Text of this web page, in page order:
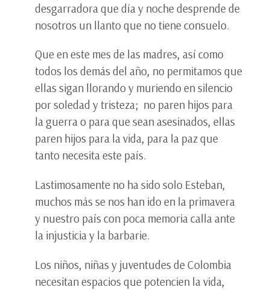
desgarradora que día y noche desprende de
nosotros un llanto que no tiene consuelo.
Que en este mes de las madres, así como
todos los demás del año, no permitamos que
ellas sigan llorando y muriendo en silencio
por soledad y tristeza; no paren hijos para
la guerra o para que sean asesinados, ellas
paren hijos para la vida, para la paz que
tanto necesita este país.
Lastimosamente no ha sido solo Esteban,
muchos más se nos han ido en la primavera
y nuestro país con poca memoria calla ante
la injusticia y la barbarie.
Los niños, niñas y juventudes de Colombia
necesitan espacios que potencien la vida,